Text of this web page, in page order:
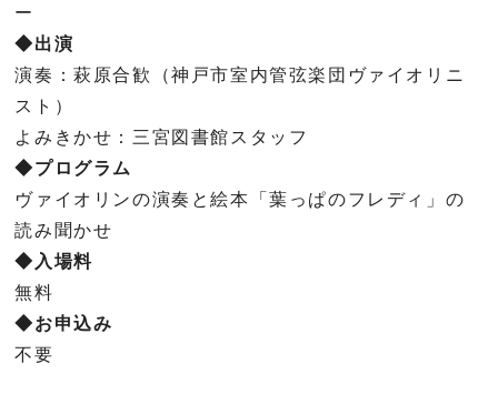
ー
◆出演
演奏：萩原合歓（神戸市室内管弦楽団ヴァイオリニ
スト）
よみきかせ：三宮図書館スタッフ
◆プログラム
ヴァイオリンの演奏と絵本「葉っぱのフレディ」の
読み聞かせ
◆入場料
無料
◆お申込み
不要